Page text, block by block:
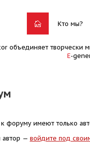
Кто мы?
объединяет творчески
E-
форуму имеют только
автор — войдите под